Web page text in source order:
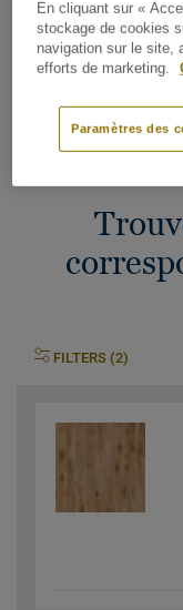
FILTERS (2)
En cliquant sur «
stockage de cookies
navigation sur le site,
efforts de marketing.
Paramètres des